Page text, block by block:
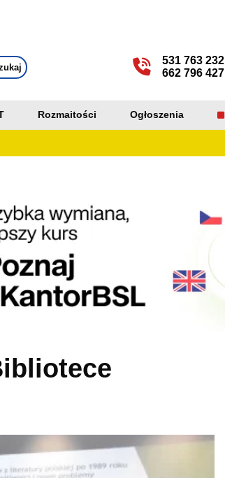
531 763 232
662 796 427
Rozmaitości Ogłoszenia